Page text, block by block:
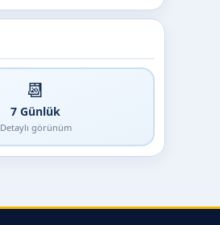
📆
7 Günlük
Detaylı görünüm